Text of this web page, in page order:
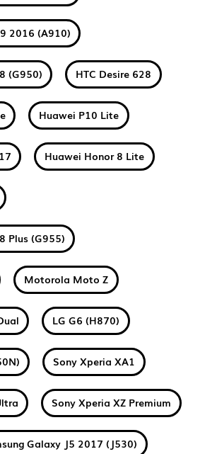
2016 (A910)
(G950) HTC Desire 628
Huawei P10 Lite
Huawei Honor 8 Lite
Plus (G955)
Motorola Moto Z
LG G6 (H870)
Sony Xperia XA1
Sony Xperia XZ Premium
Galaxy J5 2017 (J530)